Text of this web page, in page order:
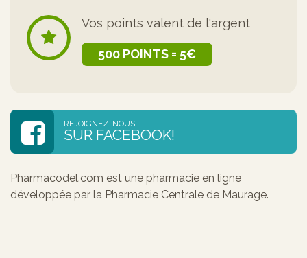
Vos points valent de l'argent
500 POINTS = 5€
REJOIGNEZ-NOUS
SUR FACEBOOK!
Pharmacodel.com est une pharmacie en ligne
développée par la Pharmacie Centrale de Maurage.